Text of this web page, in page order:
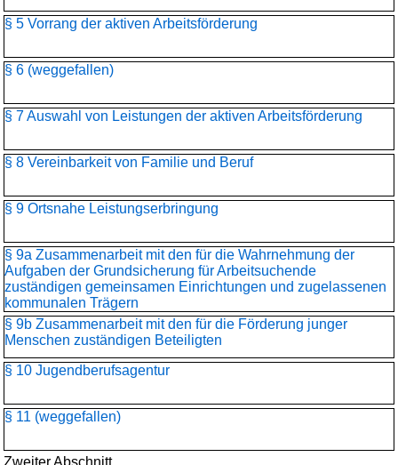
§ 5 Vorrang der aktiven Arbeitsförderung
§ 6 (weggefallen)
§ 7 Auswahl von Leistungen der aktiven Arbeitsförderung
§ 8 Vereinbarkeit von Familie und Beruf
§ 9 Ortsnahe Leistungserbringung
§ 9a Zusammenarbeit mit den für die Wahrnehmung der
Aufgaben der Grundsicherung für Arbeitsuchende
zuständigen gemeinsamen Einrichtungen und zugelassenen
kommunalen Trägern
§ 9b Zusammenarbeit mit den für die Förderung junger
Menschen zuständigen Beteiligten
§ 10 Jugendberufsagentur
§ 11 (weggefallen)
Zweiter Abschnitt